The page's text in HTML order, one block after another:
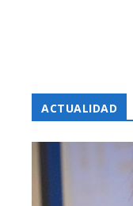
ACTUALIDAD